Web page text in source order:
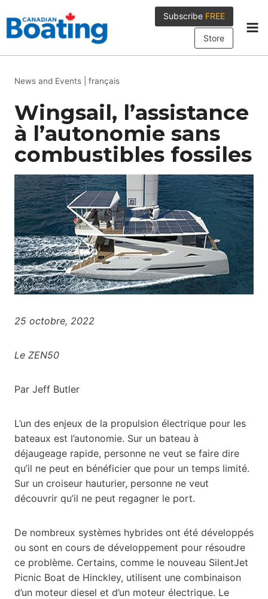
to
content
Subscribe FREE
Store
News and Events français
Wingsail, l’assistance
à l’autonomie sans
combustibles fossiles
25 octobre, 2022
Le ZEN50
Par Jeff Butler
L’un des enjeux de la propulsion électrique pour les
bateaux est l’autonomie. Sur un bateau à
déjaugeage rapide, personne ne veut se faire dire
qu’il ne peut en bénéficier que pour un temps limité.
Sur un croiseur hauturier, personne ne veut
découvrir qu’il ne peut regagner le port.
De nombreux systèmes hybrides ont été développés
ou sont en cours de développement pour résoudre
ce problème. Certains, comme le nouveau SilentJet
Picnic Boat de Hinckley, utilisent une combinaison
d’un moteur diesel et d’un moteur électrique. Le